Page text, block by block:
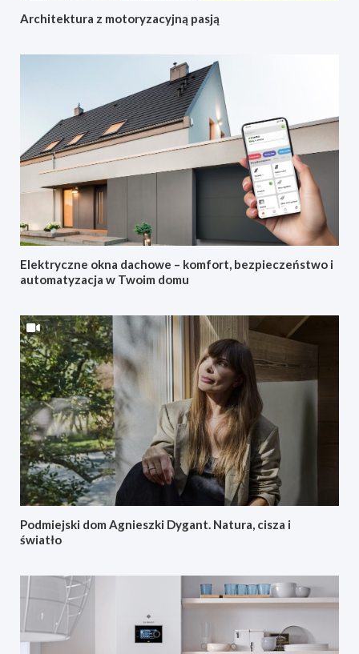
Architektura z motoryzacyjną pasją
Elektryczne okna dachowe – komfort, bezpieczeństwo i
automatyzacja w Twoim domu
Podmiejski dom Agnieszki Dygant. Natura, cisza i
światło